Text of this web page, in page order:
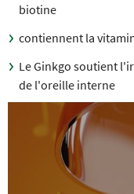
biotine
contiennent la
Le Ginkgo soutient
de l'oreille interne